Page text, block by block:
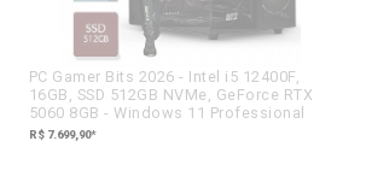
PC Gamer Bits 2026 - Intel i5 12400F,
16GB, SSD 512GB NVMe, GeForce RTX
5060 8GB - Windows 11 Professional
R$ 7.699,90*